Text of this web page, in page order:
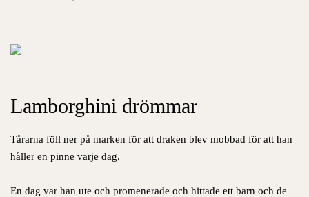
Lamborghini drömmar
Tårarna föll ner på marken för att draken blev mobbad för att han
håller en pinne varje dag.
En dag var han ute och promenerade och hittade ett barn och de